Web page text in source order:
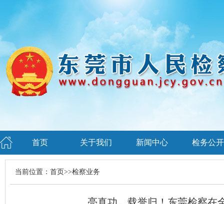
首页 关于我们 新闻中心 检务公开
当前位置： 首页>>检察业务